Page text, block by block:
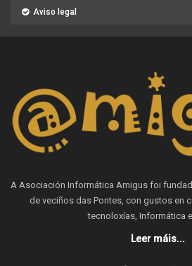
Aviso legal
A Asociación Informática Amigus foi
de veciños das Pontes, con gustos en
tecnoloxías, Informática e
Leer máis...